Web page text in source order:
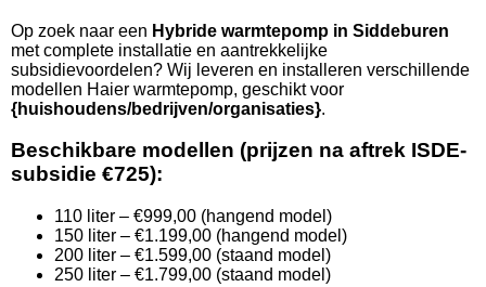
Op zoek naar een Hybride warmtepomp in Siddeburen
met complete installatie en aantrekkelijke
subsidievoordelen? Wij leveren en installeren verschillende
modellen Haier warmtepomp, geschikt voor
{huishoudens/bedrijven/organisaties}.
Beschikbare modellen (prijzen na aftrek ISDE-
subsidie €725):
110 liter – €999,00 (hangend model)
150 liter – €1.199,00 (hangend model)
200 liter – €1.599,00 (staand model)
250 liter – €1.799,00 (staand model)